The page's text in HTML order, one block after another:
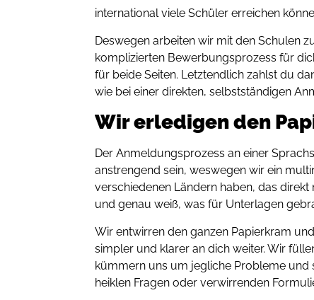
international viele Schüler erreichen
Deswegen arbeiten wir mit den Schulen
komplizierten Bewerbungsprozess für
für beide Seiten. Letztendlich zahlst du
wie bei einer direkten, selbstständigen
Wir erledigen den
Der Anmeldungsprozess an einer
anstrengend sein, weswegen wir ein
verschiedenen Ländern haben, das
und genau weiß, was für Unterlagen
Wir entwirren den ganzen Papierkram
simpler und klarer an dich weiter. Wir
kümmern uns um jegliche Probleme und
heiklen Fragen oder verwirrenden